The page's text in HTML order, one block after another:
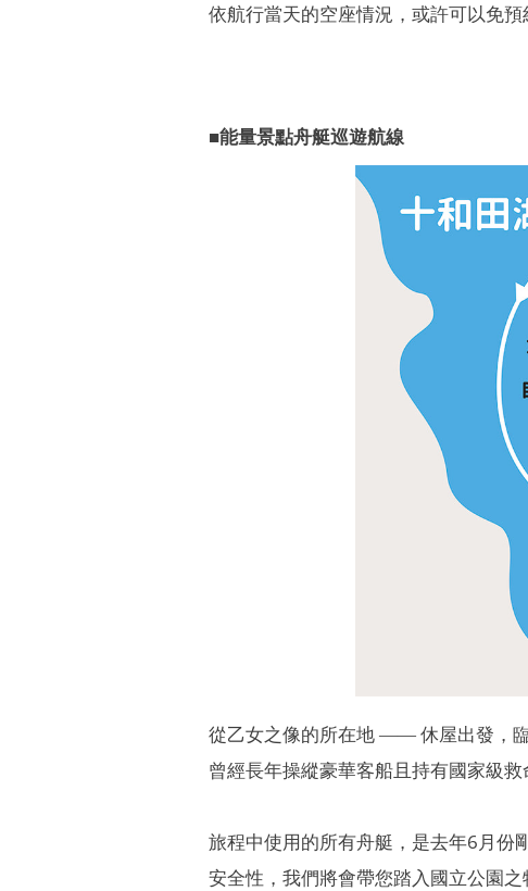
依航行當天的空座情況，或許可以免預
■能量景點舟艇巡遊航線
從乙女之像的所在地 ―― 休屋出發，
曾經長年操縱豪華客船且持有國家級
旅程中使用的所有舟艇，是去年6月份
安全性，我們將會帶您踏入國立公園之